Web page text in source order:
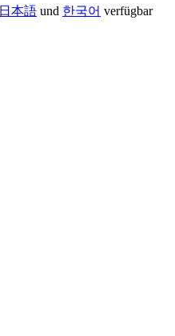
日本語 und 한국어 verfügbar